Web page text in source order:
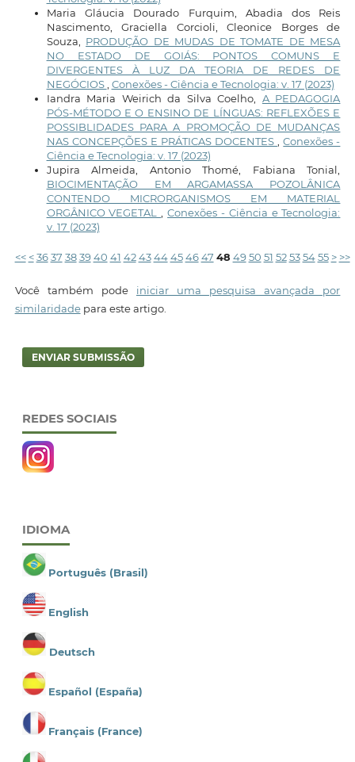
Maria Gláucia Dourado Furquim, Abadia dos Reis
Nascimento, Graciella Corcioli, Cleonice Borges de
Souza, PRODUÇÃO DE MUDAS DE TOMATE DE MESA
NO ESTADO DE GOIÁS: PONTOS COMUNS E
DIVERGENTES À LUZ DA TEORIA DE REDES DE
NEGÓCIOS Conexões - Ciência e Tecnologia: v. 17 (2023)
Iandra Maria Weirich da Silva Coelho, A PEDAGOGIA
PÓS-MÉTODO E O ENSINO DE LÍNGUAS: REFLEXÕES E
POSSIBLIDADES PARA A PROMOÇÃO DE MUDANÇAS
NAS CONCEPÇÕES E PRÁTICAS DOCENTES
,Conexões -
Ciência e Tecnologia: v. 17 (2023)
Jupira Almeida, Antonio Thomé, Fabiana Tonial,
BIOCIMENTAÇÃO EM ARGAMASSA POZOLÂNICA
CONTENDO MICRORGANISMOS EM MATERIAL
ORGÂNICO VEGETAL
,Conexões - Ciência e Tecnologia:
v. 17 (2023)
<< < 36 37 38 39 40 41 42 43 44 45 46 47 48 49 50 51 52 53 54 55 > >>
Você também pode iniciar uma pesquisa avançada por
similaridadepara este artigo.
ENVIAR SUBMISSÃO
REDES SOCIAIS
IDIOMA
Português (Brasil)
English
Deutsch
Español (España)
Français (France)